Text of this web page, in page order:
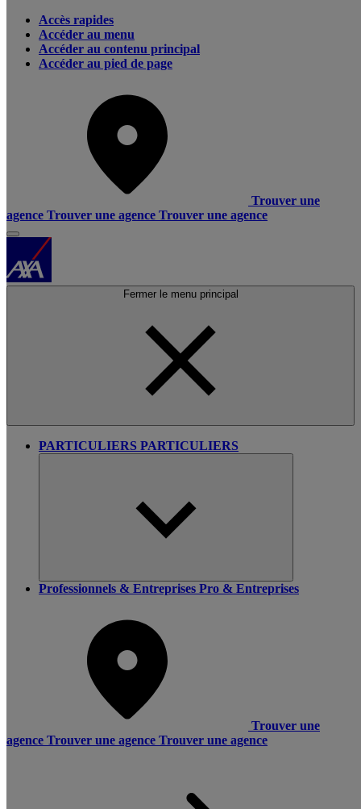
Accès rapides
Accéder au menu
Accéder au contenu principal
Accéder au pied de page
Trouver une
agence Trouver une agence Trouver une agence
Fermer le menu principal
PARTICULIERS PARTICULIERS
Professionnels & Entreprises Pro & Entreprises
Trouver une
agence Trouver une agence Trouver une agence